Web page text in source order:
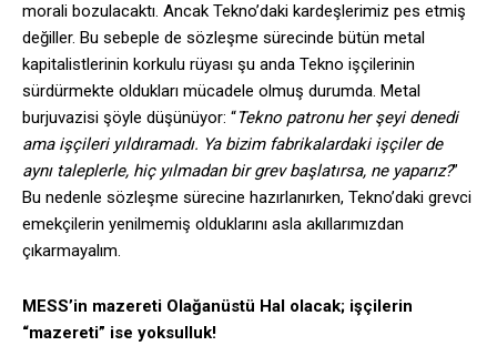
morali bozulacaktı. Ancak Tekno’daki kardeşlerimiz pes etmiş
değiller. Bu sebeple de sözleşme sürecinde bütün metal
kapitalistlerinin korkulu rüyası şu anda Tekno işçilerinin
sürdürmekte oldukları mücadele olmuş durumda. Metal
burjuvazisi şöyle düşünüyor: “Tekno patronu her şeyi denedi
ama işçileri yıldıramadı. Ya bizim fabrikalardaki işçiler de
aynı taleplerle, hiç yılmadan bir grev başlatırsa, ne yaparız?”
Bu nedenle sözleşme sürecine hazırlanırken, Tekno’daki grevci
emekçilerin yenilmemiş olduklarını asla akıllarımızdan
çıkarmayalım.
MESS’in mazereti Olağanüstü Hal olacak; işçilerin
“mazereti” ise yoksulluk!